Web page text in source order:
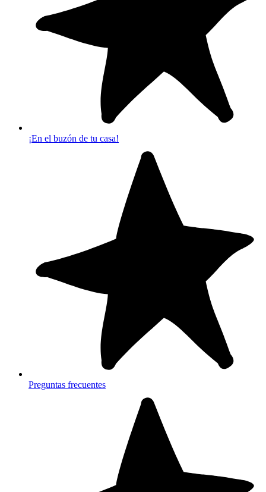
¡En el buzón de tu casa!
Preguntas frecuentes